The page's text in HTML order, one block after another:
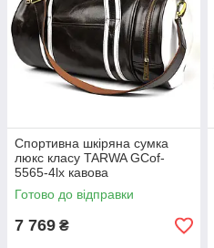
Спортивна шкіряна сумка
люкс класу TARWA GCof-
5565-4lx кавова
Готово до відправки
7 769 ₴